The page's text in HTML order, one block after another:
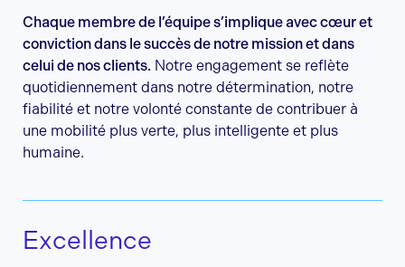
Chaque membre de l’équipe s’implique avec cœur et
conviction dans le succès de notre mission et dans
celui de nos clients. Notre engagement se reflète
quotidiennement dans notre détermination, notre
fiabilité et notre volonté constante de contribuer à
une mobilité plus verte, plus intelligente et plus
humaine.
Excellence